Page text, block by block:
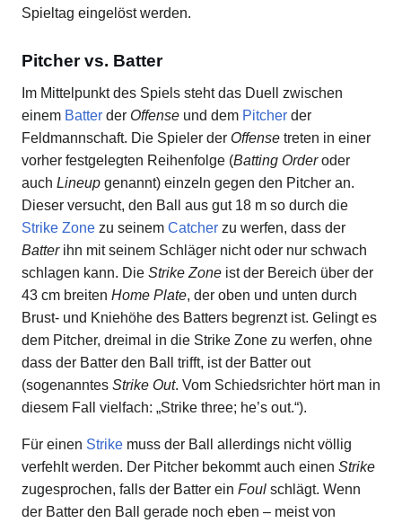
Spieltag eingelöst werden.
Pitcher vs. Batter
Im Mittelpunkt des Spiels steht das Duell zwischen
einem Batter der Offense und dem Pitcher der
Feldmannschaft. Die Spieler der Offense treten in einer
vorher festgelegten Reihenfolge (Batting Orderoder
auch Lineup genannt) einzeln gegen den Pitcher an.
Dieser versucht, den Ball aus gut 18 m so durch die
Strike Zone zu seinem Catcher zu werfen, dass der
Batterihn mit seinem Schläger nicht oder nur schwach
schlagen kann. Die Strike Zone ist der Bereich über der
43 cm breiten Home Plate, der oben und unten durch
Brust- und Kniehöhe des Batters begrenzt ist. Gelingt es
dem Pitcher, dreimal in die Strike Zone zu werfen, ohne
dass der Batter den Ball trifft, ist der Batter out
(sogenanntes Strike Out. Vom Schiedsrichter hört man in
diesem Fall vielfach: „Strike three; he’s out.“).
Für einen Strike muss der Ball allerdings nicht völlig
verfehlt werden. Der Pitcher bekommt auch einen Strike
zugesprochen, falls der Batter ein Foul schlägt. Wenn
der Batter den Ball gerade noch eben – meist von